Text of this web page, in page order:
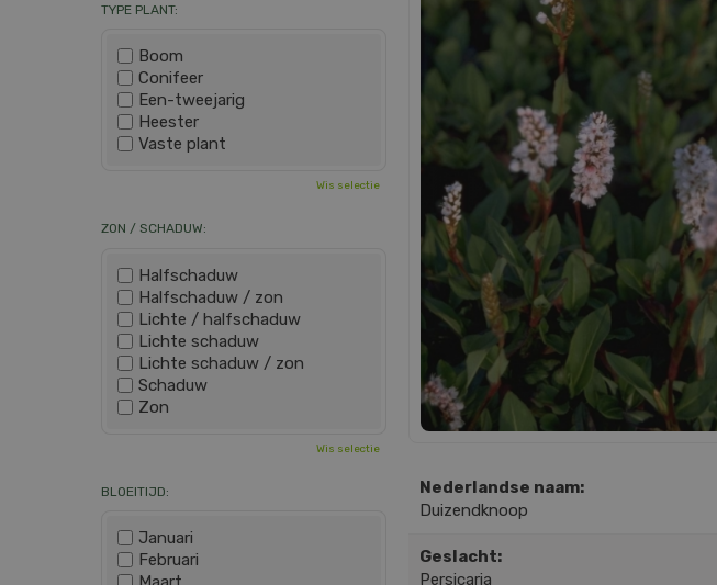
Nederlandse naam:
Duizendknoop
Geslacht:
Persicaria
TYPE PLANT:
Boom
Conifeer
Een-tweejarig
Heester
Vaste plant
Wis selectie
ZON / SCHADUW:
Halfschaduw
Halfschaduw / zon
Lichte / halfschaduw
Lichte schaduw
Lichte schaduw / zon
Schaduw
Zon
Wis selectie
BLOEITIJD:
Januari
Februari